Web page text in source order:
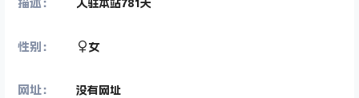
描述： 入驻本站781天
性别： 女
网址： 没有网址